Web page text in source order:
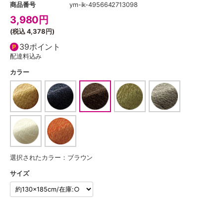
商品番号
ym-ik-4956642713098
3,980 円
(税込4,378円)
39ポイント
配達料込み
カラー
選択されたカラー：ブラウン
サイズ